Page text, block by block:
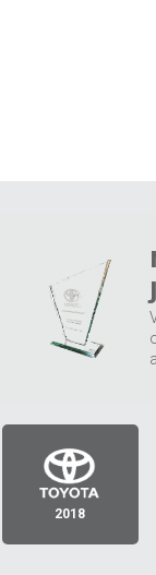
2018
MEDZIROČNÝ
NÁRAST
PREDAJA
1. miesto Slovenská
republika